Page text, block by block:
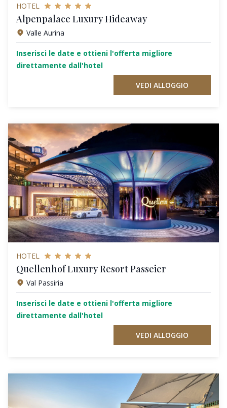
HOTEL
Alpenpalace Luxury Hideaway
Valle Aurina
Inserisci le date e ottieni l'offerta migliore
direttamente dall'hotel
VEDI ALLOGGIO
HOTEL
Quellenhof Luxury Resort Passeier
Val Passiria
Inserisci le date e ottieni l'offerta migliore
direttamente dall'hotel
VEDI ALLOGGIO